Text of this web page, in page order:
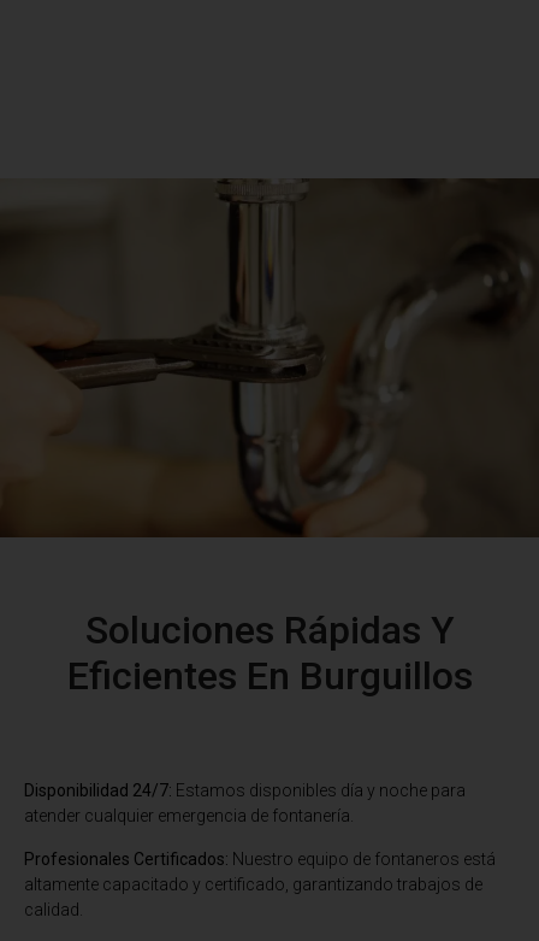
Soluciones Rápidas Y
Eficientes En Burguillos
Disponibilidad 24/7: Estamos disponibles día y noche para
atender cualquier emergencia de fontanería.
Profesionales Certificados: Nuestro equipo de fontaneros está
altamente capacitado y certificado, garantizando trabajos de
calidad.